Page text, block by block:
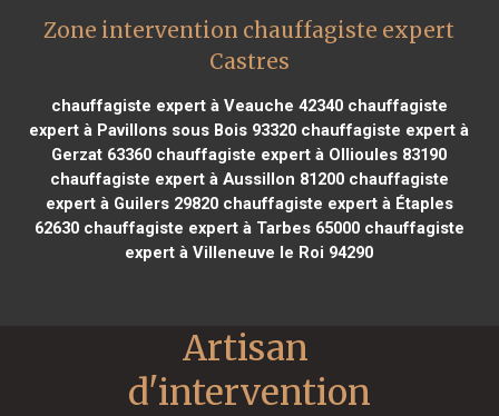
Zone intervention chauffagiste expert
Castres
chauffagiste expert à Veauche 42340chauffagiste
expert à Pavillons sous Bois 93320 chauffagiste expert à
Gerzat 63360 chauffagiste expert à Ollioules 83190
chauffagiste expert à Aussillon 81200chauffagiste
expert à Guilers 29820chauffagiste expert à Étaples
62630chauffagiste expert à Tarbes 65000chauffagiste
expert à Villeneuve le Roi 94290
Artisan
d'intervention